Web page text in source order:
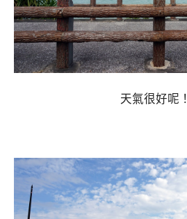
天氣很好呢！